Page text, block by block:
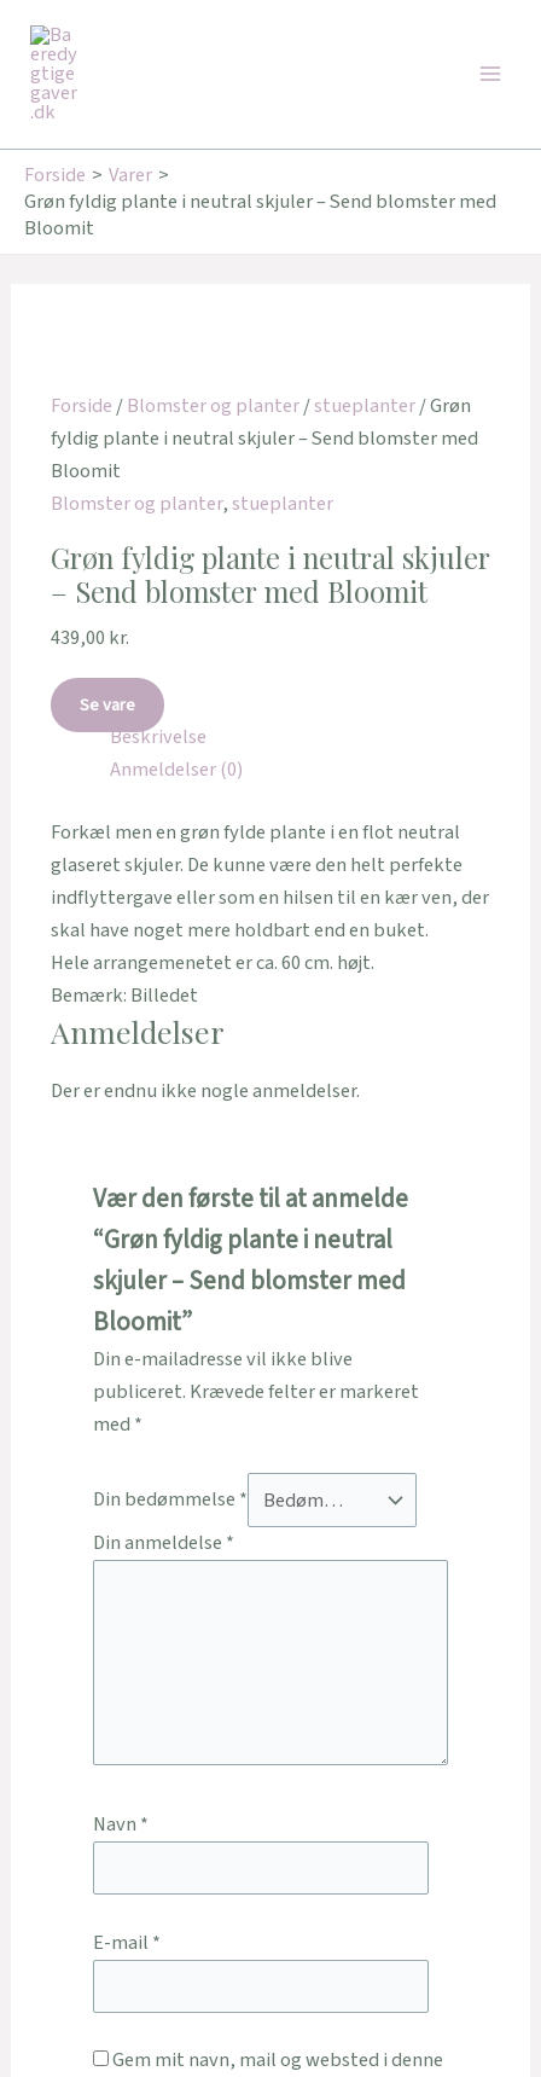
indholdet
Forside
Varer
Grøn fyldig plante i neutral skjuler – Send blomster med
Bloomit
Forside/Blomster og planter/stueplanter/ Grøn
fyldig plante i neutral skjuler – Send blomster med
Bloomit
Blomster og planter,stueplanter
Grøn fyldig plante i neutral skjuler
– Send blomster med Bloomit
439,00 kr.
Se vare
Beskrivelse
Anmeldelser (0)
Forkæl men en grøn fylde plante i en flot neutral
glaseret skjuler. De kunne være den helt perfekte
indflyttergave eller som en hilsen til en kær ven, der
skal have noget mere holdbart end en buket.
Hele arrangemenetet er ca. 60 cm. højt.
Bemærk: Billedet
Anmeldelser
Der er endnu ikke nogle anmeldelser.
Vær den første til at anmelde
“Grøn fyldig plante i neutral
skjuler – Send blomster med
Bloomit”
Din e-mailadresse vil ikke blive
publiceret. Krævede felter er markeret
med *
Din bedømmelse *
Din anmeldelse *
Navn *
E-mail *
Gem mit navn, mail og websted i denne
Tilbud!
Tilbud!
149,00 kr..126,65 kr..
Tilbud!
Tilbud!
399,00 kr..339,15 kr..